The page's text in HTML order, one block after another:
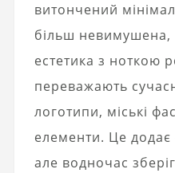
витончений
більш невимушена,
естетика з ноткою
переважають
логотипи, міські
елементи. Це додає
але водночас